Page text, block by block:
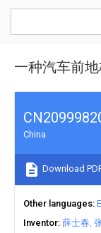
一种汽车前
China
Download
Other languages
Inventor 薛士春